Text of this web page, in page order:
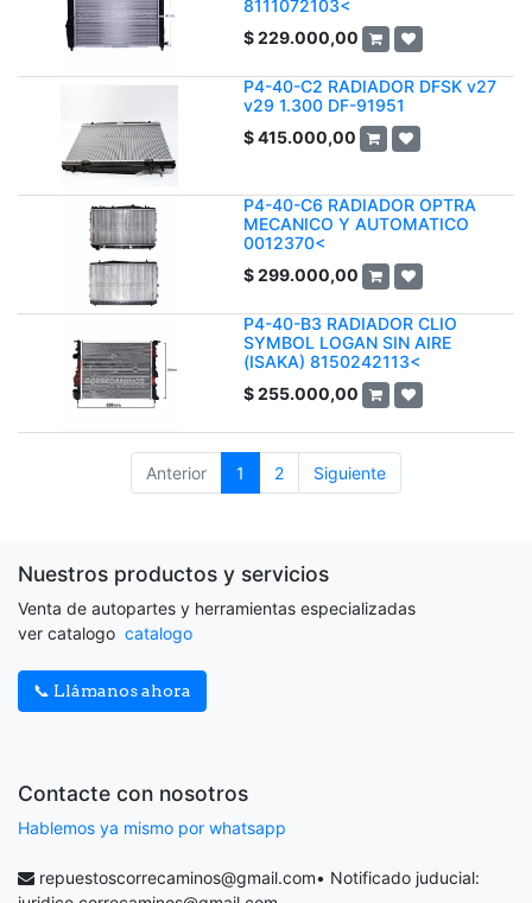
8111072103<
$229.000,00
P4-40-C2 RADIADOR DFSK v27
v29 1.300 DF-91951
$415.000,00
P4-40-C6 RADIADOR OPTRA
MECANICO Y AUTOMATICO
0012370<
$299.000,00
P4-40-B3 RADIADOR CLIO
SYMBOL LOGAN SIN AIRE
(ISAKA) 8150242113<
$255.000,00
Anterior 1 2 Siguiente
Nuestros productos y servicios
Venta de autopartes y herramientas especializadas
ver catalogo catalogo
📞 Llámanos ahora
Contacte con nosotros
Hablemos ya mismo por whatsapp
repuestoscorrecaminos@gmail.com• Notificado juducial: